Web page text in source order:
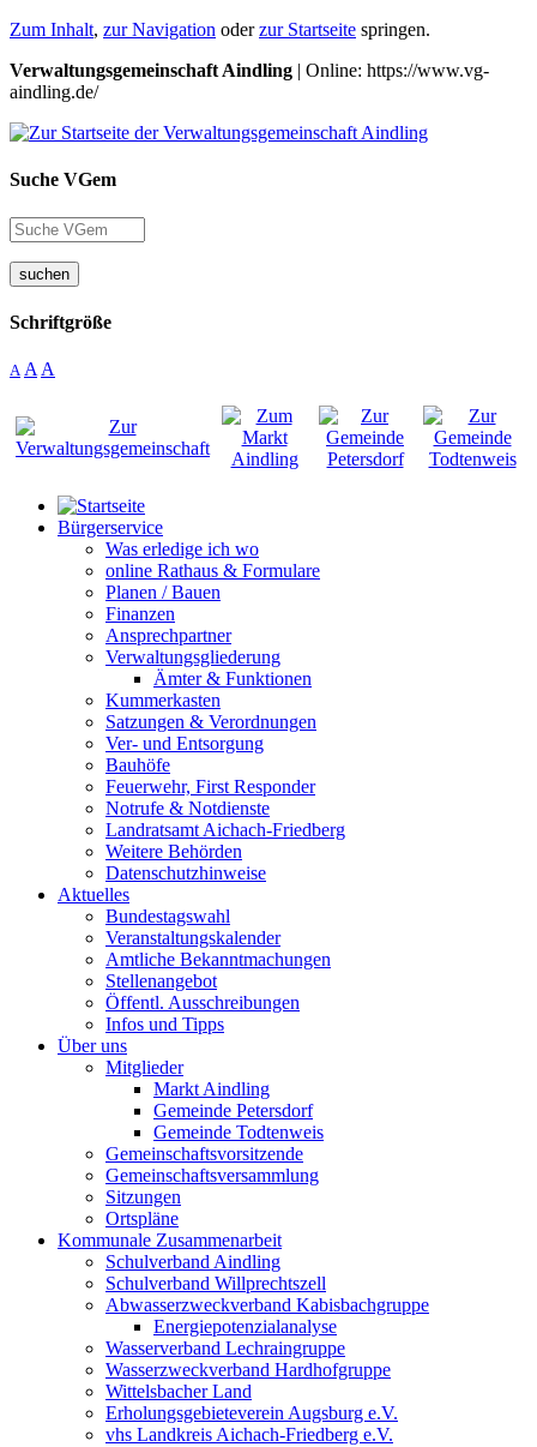
Zum Inhalt, zur Navigation oderzur Startseite springen.
Verwaltungsgemeinschaft Aindling | Online: https://www.vg-
aindling.de/
Suche VGem
suchen
Schriftgröße
A A A
Bürgerservice
Was erledige ich wo
online Rathaus & Formulare
Planen / Bauen
Finanzen
Ansprechpartner
Verwaltungsgliederung
Ämter & Funktionen
Kummerkasten
Satzungen & Verordnungen
Ver- und Entsorgung
Bauhöfe
Feuerwehr, First Responder
Notrufe & Notdienste
Landratsamt Aichach-Friedberg
Weitere Behörden
Datenschutzhinweise
Aktuelles
Bundestagswahl
Veranstaltungskalender
Amtliche Bekanntmachungen
Stellenangebot
Öffentl. Ausschreibungen
Infos und Tipps
Über uns
Mitglieder
Markt Aindling
Gemeinde Petersdorf
Gemeinde Todtenweis
Gemeinschaftsvorsitzende
Gemeinschaftsversammlung
Sitzungen
Ortspläne
Kommunale Zusammenarbeit
Schulverband Aindling
Schulverband Willprechtszell
Abwasserzweckverband Kabisbachgruppe
Energiepotenzialanalyse
Wasserverband Lechraingruppe
Wasserzweckverband Hardhofgruppe
Wittelsbacher Land
Erholungsgebieteverein Augsburg e.V.
vhs Landkreis Aichach-Friedberg e.V.